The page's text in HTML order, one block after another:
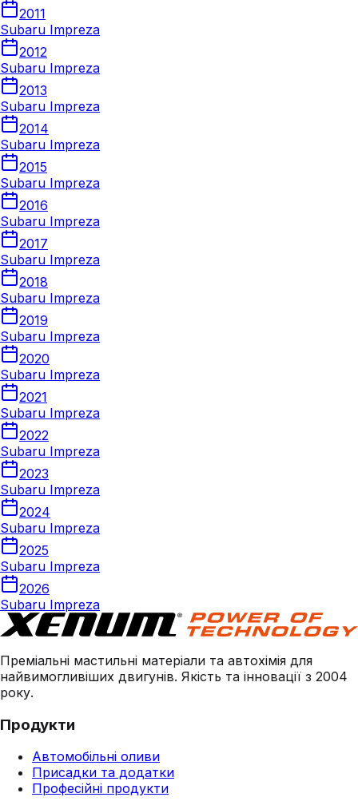
2011
Subaru Impreza
2012
Subaru Impreza
2013
Subaru Impreza
2014
Subaru Impreza
2015
Subaru Impreza
2016
Subaru Impreza
2017
Subaru Impreza
2018
Subaru Impreza
2019
Subaru Impreza
2020
Subaru Impreza
2021
Subaru Impreza
2022
Subaru Impreza
2023
Subaru Impreza
2024
Subaru Impreza
2025
Subaru Impreza
2026
Subaru Impreza
Преміальні мастильні матеріали та автохімія для
найвимогливіших двигунів. Якість та інновації з 2004
року.
Продукти
Автомобільні оливи
Присадки та додатки
Професійні продукти